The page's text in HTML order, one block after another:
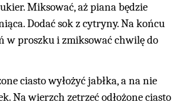
Miksować, aż piana będzie
Dodać sok z cytryny. Na końcu
w proszku i zmiksować chwilę do
ciasto wyłożyć jabłka, a na nie
Na wierzch zetrzeć odłożone ciasto